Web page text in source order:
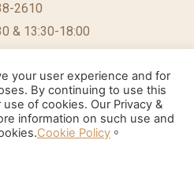
2610
& 13:30-18:00
協會 版權所有. 網頁設計公
your user experience and for
By continuing to use this
of cookies. Our Privacy &
information on such use and
Cookie Policy 。